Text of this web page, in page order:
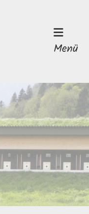
Menü